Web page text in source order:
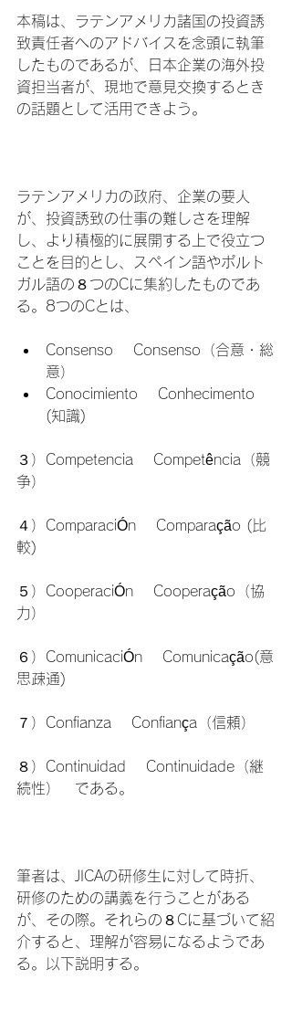
本稿は、ラテンアメリカ諸国の投資誘
致責任者へのアドバイスを念頭に執筆
したものであるが、日本企業の海外投
資担当者が、現地で意見交換するとき
の話題として活用できよう。
ラテンアメリカの政府、企業の要人
が、投資誘致の仕事の難しさを理解
し、より積極的に展開する上で役立つ
ことを目的とし、スペイン語やポルト
ガル語の８つのCに集約したものであ
Consenso　 Consenso（合意・総
意）
Conocimiento　 Conhecimento
(知識)
３）Competencia　 Competência（競
争）
４）ComparaciÓn　 Comparação (比
較)
５）CooperaciÓn　 Cooperação（協
力）
６）ComunicaciÓn　 Comunicação(意
思疎通)
７）Confianza　 Confiança（信頼）
８）Continuidad　 Continuidade（継
続性）　である。
筆者は、JICAの研修生に対して時折、
研修のための講義を行うことがある
が、その際。それらの８Cに基づいて紹
介すると、理解が容易になるようであ
る。以下説明する。